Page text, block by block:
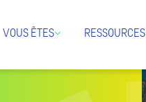
VOUS ÊTES RESSOURCES